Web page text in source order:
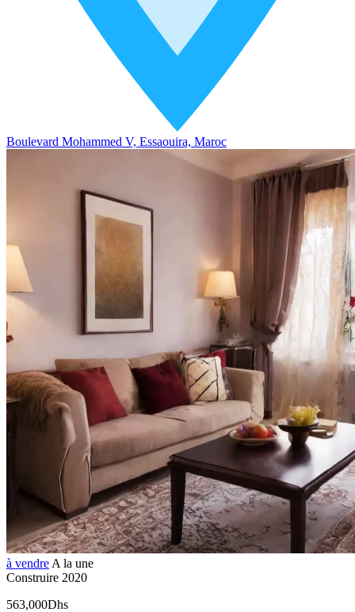
Boulevard Mohammed V, Essaouira, Maroc
à vendre A la une
Construire 2020
563,000Dhs